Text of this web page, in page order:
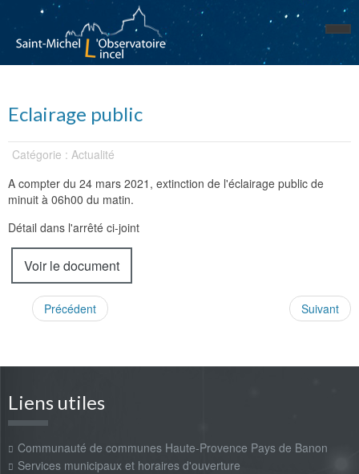
Eclairage public
Catégorie : Actualité
A compter du 24 mars 2021, extinction de l'éclairage public de
minuit à 06h00 du matin.
Détail dans l'arrêté ci-joint
Voir le document
Précédent Suivant
Liens utiles
Communauté de communes Haute-Provence Pays de Banon
Services municipaux et horaires d'ouverture